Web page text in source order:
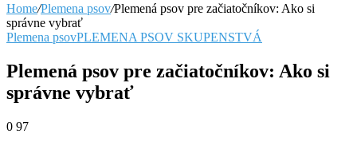
Home/Plemena psov/Plemená psov pre začiatočníkov: Ako si
správne vybrať
Plemena psovPLEMENA PSOV SKUPENSTVÁ
Plemená psov pre začiatočníkov: Ako si
správne vybrať
0 97